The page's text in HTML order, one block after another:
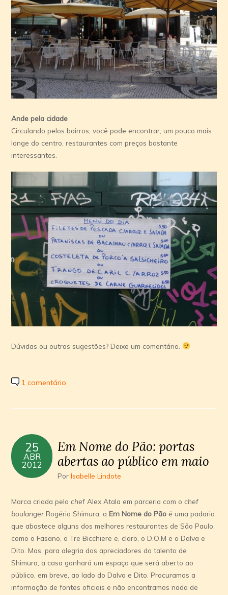
Ande pela cidade
Circulando pelos bairros, você pode encontrar, um pouco mais
longe do centro, restaurantes com preços bastante
interessantes.
Dúvidas ou outras sugestões? Deixe um comentário.
1 comentário
25
ABR
2012
Em Nome do Pão: portas
abertas ao público em maio
PorIsabelle Lindote
Marca criada pelochef Alex Atala em parceria com o chef
boulangerRogério Shimura, aEm Nome do Pão é uma padaria
que abastece alguns dos melhores restaurantes de São Paulo,
como o Fasano, o Tre Bicchiere e, claro, o D.O.M e o Dalva e
Dito. Mas, para alegria dos apreciadores do talento de
Shimura, a casa ganhará um espaço que será aberto ao
público, em breve, ao lado do Dalva e Dito. Procuramos a
informação de fontes oficiais e não encontramos nada de